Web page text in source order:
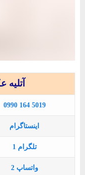
0990 164 5019
اینستاگرام
تلگرام 1
واتساپ 2